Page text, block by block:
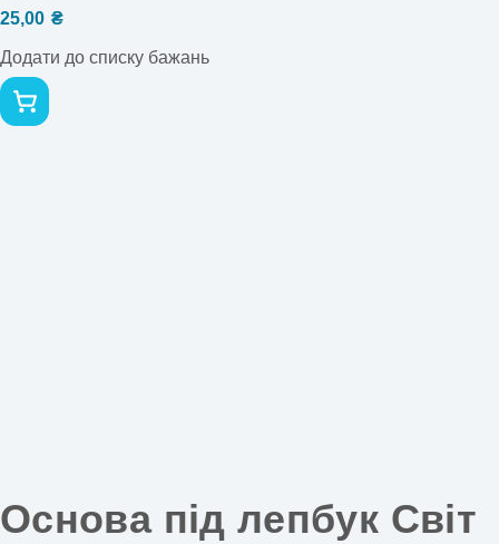
25,00 ₴
Додати до списку бажань
Основа під лепбук Світ